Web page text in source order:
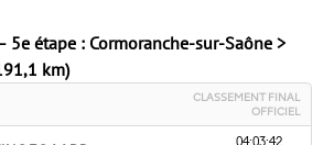
5e étape : Cormoranche-sur-Saône >
km)